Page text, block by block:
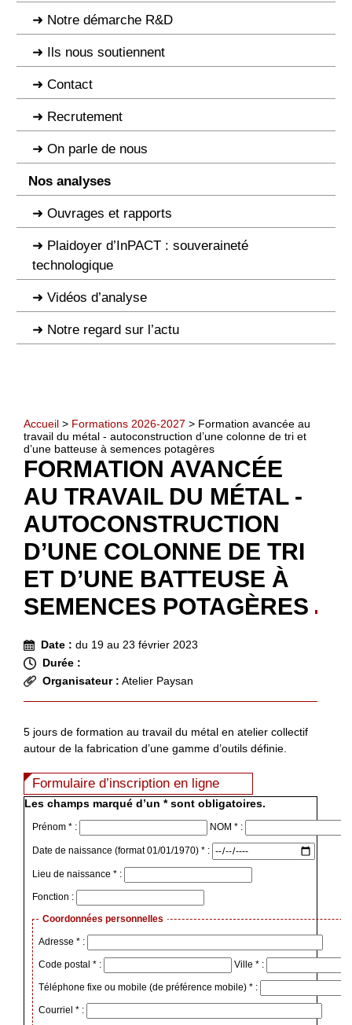
Notre démarche R&D
Ils nous soutiennent
Contact
Recrutement
On parle de nous
Nos analyses
Ouvrages et rapports
Plaidoyer d’InPACT : souveraineté
technologique
Vidéos d’analyse
Notre regard sur l’actu
Accueil > Formations 2026-2027 > Formation avancée au
travail du métal - autoconstruction d’une colonne de tri et
d’une batteuse à semences potagères
FORMATION AVANCÉE
AU TRAVAIL DU MÉTAL -
AUTOCONSTRUCTION
D’UNE COLONNE DE TRI
ET D’UNE BATTEUSE À
SEMENCES POTAGÈRES
Date : du 19 au 23 février 2023
Durée :
Organisateur : Atelier Paysan
5 jours de formation au travail du métal en atelier collectif
autour de la fabrication d’une gamme d’outils définie.
Formulaire d’inscription en ligne
Les champs marqué d’un * sont obligatoires.
Prénom * : NOM * :
Date de naissance (format 01/01/1970) * :
Lieu de naissance * :
Fonction :
Coordonnées personnelles
Adresse * :
Code postal * : Ville * :
Téléphone fixe ou mobile (de préférence mobile) * :
Courriel * :